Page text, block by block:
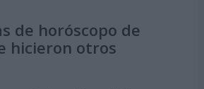
de horóscopo de
hicieron otros